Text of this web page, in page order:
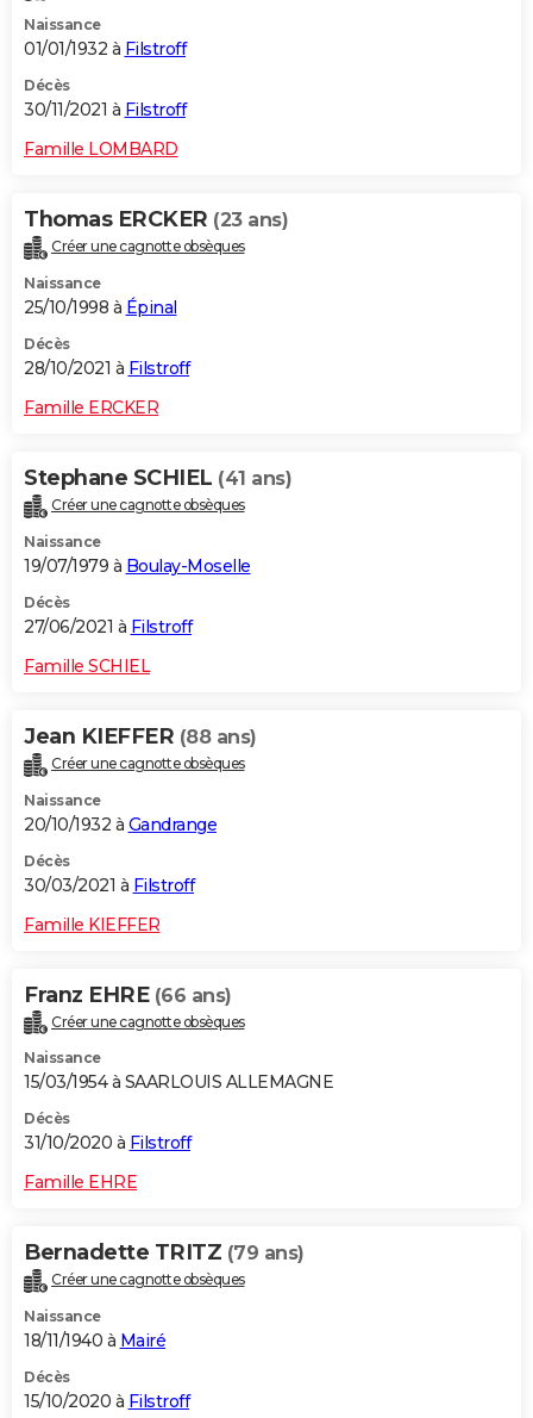
Naissance
01/01/1932 à Filstroff
Décès
30/11/2021 à Filstroff
Famille LOMBARD
Thomas ERCKER (23 ans)
Créer une cagnotte obsèques
Naissance
25/10/1998 à Épinal
Décès
28/10/2021 à Filstroff
Famille ERCKER
Stephane SCHIEL (41 ans)
Créer une cagnotte obsèques
Naissance
19/07/1979 à Boulay-Moselle
Décès
27/06/2021 à Filstroff
Famille SCHIEL
Jean KIEFFER (88 ans)
Créer une cagnotte obsèques
Naissance
20/10/1932 à Gandrange
Décès
30/03/2021 à Filstroff
Famille KIEFFER
Franz EHRE (66 ans)
Créer une cagnotte obsèques
Naissance
15/03/1954 à SAARLOUIS ALLEMAGNE
Décès
31/10/2020 à Filstroff
Famille EHRE
Bernadette TRITZ (79 ans)
Créer une cagnotte obsèques
Naissance
18/11/1940 à Mairé
Décès
15/10/2020 à Filstroff